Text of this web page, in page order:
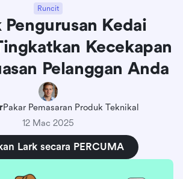
Runcit
Pengurusan Kedai
Kecekapan
Pelanggan Anda
Pakar Pemasaran Produk Teknikal
12 Mac 2025
Lark secara PERCUMA